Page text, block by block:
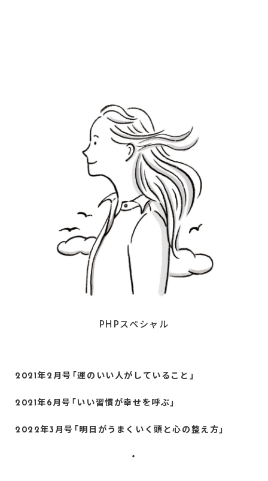
PHPスペシャル
2021年2月号「運のいい人がしていること」
2021年6月号「いい習慣が幸せを呼ぶ」
2022年3月号「明日がうまくいく頭と心の整え方」
・